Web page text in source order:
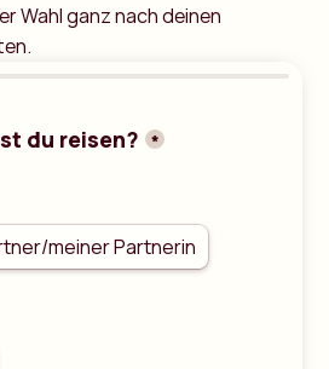
Wahl ganz nach deinen